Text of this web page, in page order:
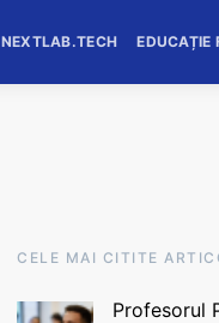
NEXTLAB.TECH EDUCAȚIE
CELE MAI CITITE
Profesorul